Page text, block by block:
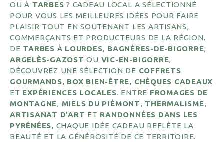
OU À TARBES ? CADEAU LOCAL A SÉLECTIONNÉ
POUR VOUS LES MEILLEURES IDÉES POUR FAIRE
PLAISIR TOUT EN SOUTENANT LES ARTISANS,
COMMERÇANTS ET PRODUCTEURS DE LA RÉGION.
DE TARBES À LOURDES, BAGNÈRES-DE-BIGORRE,
ARGELÈS-GAZOST OU VIC-EN-BIGORRE,
DÉCOUVREZ UNE SÉLECTION DE COFFRETS
GOURMANDS, BOX BIEN-ÊTRE, CHÈQUES CADEAUX
ET EXPÉRIENCES LOCALES. ENTRE FROMAGES DE
MONTAGNE, MIELS DU PIÉMONT, THERMALISME,
ARTISANAT D’ART ET RANDONNÉES DANS LES
PYRÉNÉES, CHAQUE IDÉE CADEAU REFLÈTE LA
BEAUTÉ ET LA GÉNÉROSITÉ DE CE TERRITOIRE.